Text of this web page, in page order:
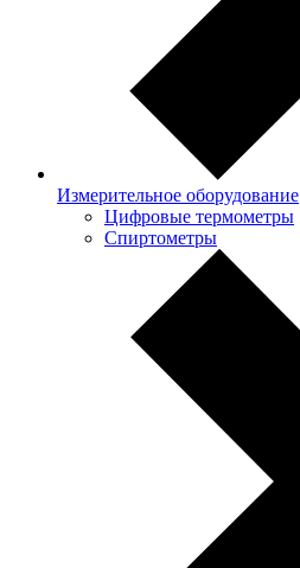
Измерительное оборудование
Цифровые термометры
Спиртометры